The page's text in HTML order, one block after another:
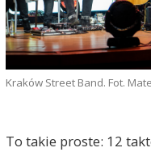
Kraków Street Band. Fot.
To takie proste: 12